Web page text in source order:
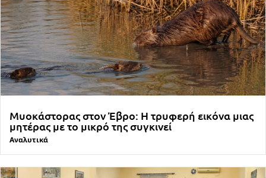
Μυοκάστορας στον Έβρο: Η τρυφερή εικόνα μιας
μητέρας με το μικρό της συγκινεί
Αναλυτικά